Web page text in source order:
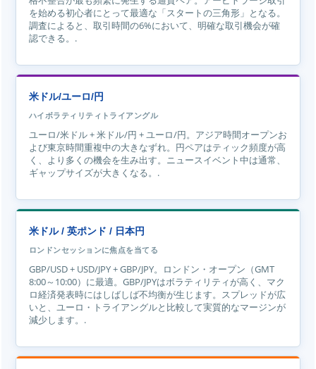
を始める初心者にとって最適な「スタートの三角形」となる。
調査によると、取引時間の6%において、明確な取引機会が確
認できる。.
米ドル/ユーロ/円
ハイボラティリティトライアングル
ユーロ/米ドル + 米ドル/円 + ユーロ/円。アジア時間オープンお
よび東京時間重複中の大きなずれ。円ペアはティック頻度が高
く、より多くの機会を生み出す。ニュースイベント中は通常、
ギャップサイズが大きくなる。.
米ドル / 英ポンド / 日本円
ロンドンセッションに焦点を当てる
GBP/USD + USD/JPY + GBP/JPY。ロンドン・オープン（GMT
8:00～10:00）に最適。GBP/JPYはボラティリティが高く、マク
ロ経済発表時にはしばしば不均衡が生じます。スプレッドが広
いと、ユーロ・トライアングルと比較して実質的なマージンが
減少します。.